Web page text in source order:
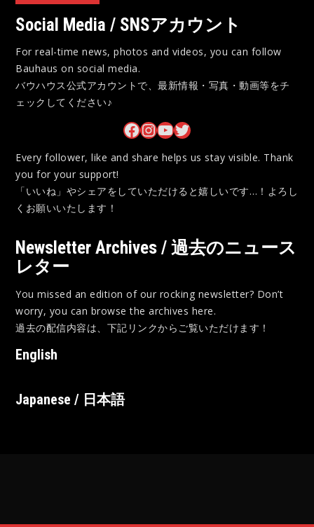
Social Media / SNSアカウント
For real-time news, photos and videos, you can follow
Bauhaus on social media.
バウハウス公式アカウントで、最新情報・写真・動画等をチ
ェックしてください♪
Bauhaus on Facebook Bauhaus on InstagramBauhaus on YouTube Bauhaus on Twitter
Every follower, like and share helps us stay visible. Thank
you for your support!
「いいね」やシェアをしていただけると嬉しいです…！よろし
くお願いいたします！
Newsletter Archives / 過去のニュース
レター
You missed an edition of our rocking newsletter? Don’t
worry, you can browse the archives here.
過去の配信内容は、下記リンクからご覧いただけます！
English
Japanese / 日本語